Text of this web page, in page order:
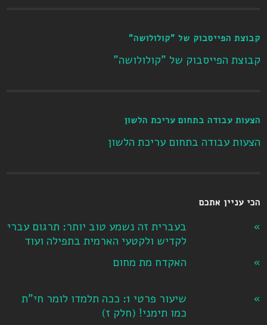
קבוצת הפייסבוק של "קולולושה"
קבוצת הפייסבוק של "קולולושה"
הצעות עבודה בתחום עריכת הלשון
הצעות עבודה בתחום עריכת הלשון
הכי עניין אתכם
בעברית זה נשמע טוב יותר: תרגום עברי
לקדיש ולקטעי הארמית בתפילה ועוד
האקדח מת מחום
שיעור פרטי 1: ככה תלמדו לומר חי"ת
כמו תימני! ‏(חלק ז‏)